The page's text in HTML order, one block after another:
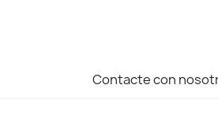
Contacte con